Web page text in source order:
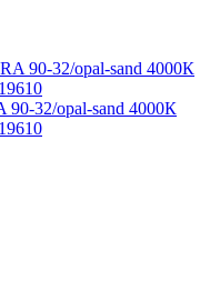
32/opal-sand 4000К